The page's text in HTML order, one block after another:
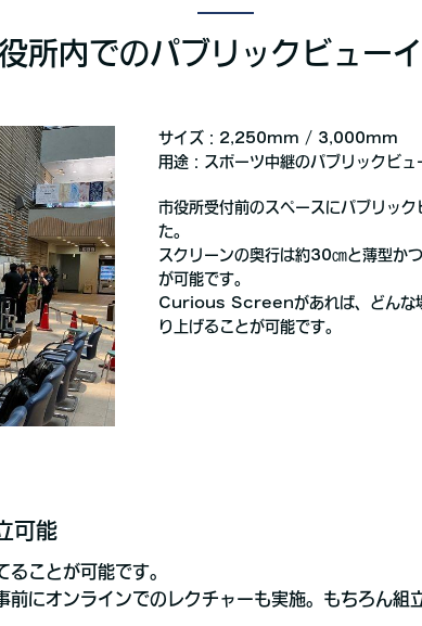
所内でのパブリックビュー
サイズ：2,250mm / 3,000mm
用途：スポーツ中継のパブリックビュ
市役所受付前のスペースにパブリッ
た。
スクリーンの奥行は約30㎝と薄型か
が可能です。
Curious Screenがあれば、どんな
り上げることが可能です。
可能
ことが可能です。
にオンラインでのレクチャーも実施。もちろん組